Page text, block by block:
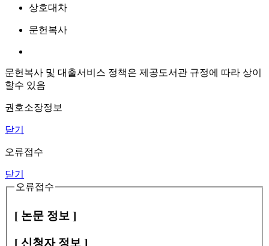
상호대차
문헌복사
문헌복사 및 대출서비스 정책은 제공도서관 규정에 따라 상이
할수 있음
권호소장정보
닫기
오류접수
닫기
오류접수
[ 논문 정보 ]
[ 신청자 정보 ]